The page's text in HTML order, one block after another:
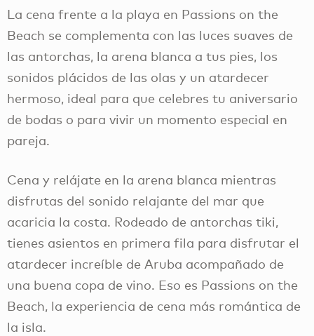
La cena frente a la playa en Passions on the
Beach se complementa con las luces suaves de
las antorchas, la arena blanca a tus pies, los
sonidos plácidos de las olas y un atardecer
hermoso, ideal para que celebres tu aniversario
de bodas o para vivir un momento especial en
pareja.
Cena y relájate en la arena blanca mientras
disfrutas del sonido relajante del mar que
acaricia la costa. Rodeado de antorchas tiki,
tienes asientos en primera fila para disfrutar el
atardecer increíble de Aruba acompañado de
una buena copa de vino. Eso es Passions on the
Beach, la experiencia de cena más romántica de
la isla.